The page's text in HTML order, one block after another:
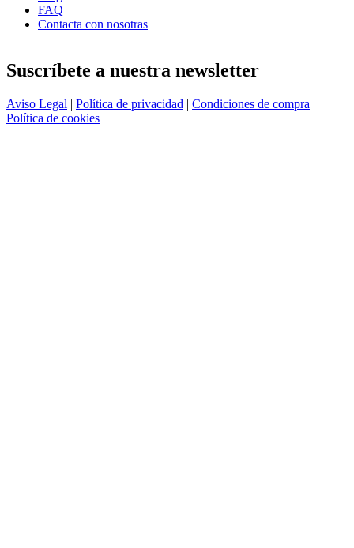
FAQ
Contacta con nosotras
Suscríbete a nuestra newsletter
Aviso Legal | Política de privacidad | Condiciones de compra |
Política de cookies